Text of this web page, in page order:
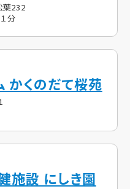
葉232
分
かくのだて桜苑
施設 にしき園